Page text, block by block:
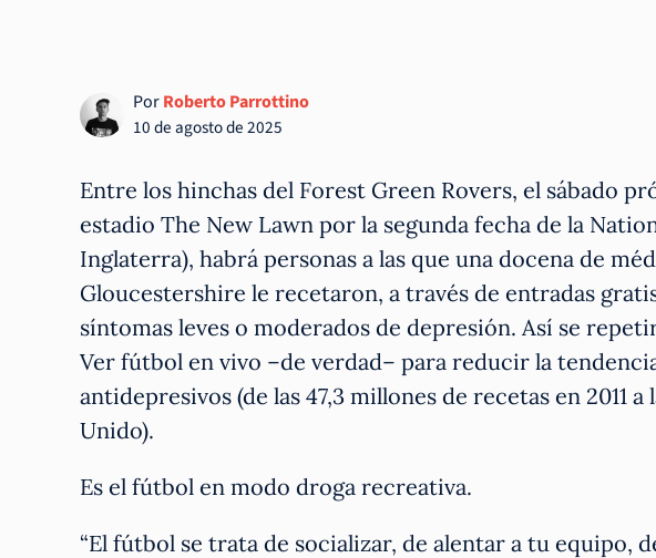
PorRoberto Parrottino
10 de agosto de 2025
Entre los hinchas del Forest Green Rovers, el sábado
estadio The New Lawn por la segunda fecha de la
Inglaterra), habrá personas a las que una docena de
Gloucestershire le recetaron, a través de entradas
síntomas leves o moderados de depresión. Así se
Ver fútbol en vivo –de verdad– para reducir la
antidepresivos (de las 47,3 millones de recetas en 2011 a
Unido).
Es el fútbol en modo droga recreativa.
“El fútbol se trata de socializar, de alentar a tu equipo,